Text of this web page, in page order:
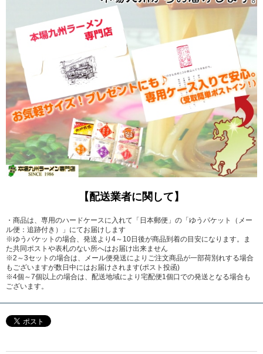
【配送業者に関して】
・商品は、専用のハードケースに入れて「日本郵便」の「ゆうパケット（メー
ル便：追跡付き）」にてお届けします
※ゆうパケットの場合、発送より4～10日後が商品到着の目安になります。ま
た共同ポストや表札のない所へはお届け出来ません
※2～3セットの場合は、メール便発送によりご注文商品が一部荷別れする場合
もございますが数日中にはお届けされます(ポスト投函)
※4個～7個以上の場合は、配送地域により宅配便1個口での発送となる場合も
ございます。